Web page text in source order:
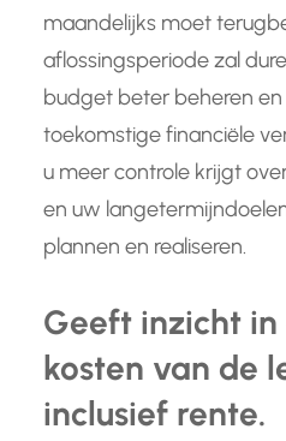
maandelijks moet
aflossingsperiode zal
budget beter beheren
toekomstige financiële
u meer controle krijgt
en uw
plannen en realiseren.
Geeft inzicht
kosten van de
inclusief rente.